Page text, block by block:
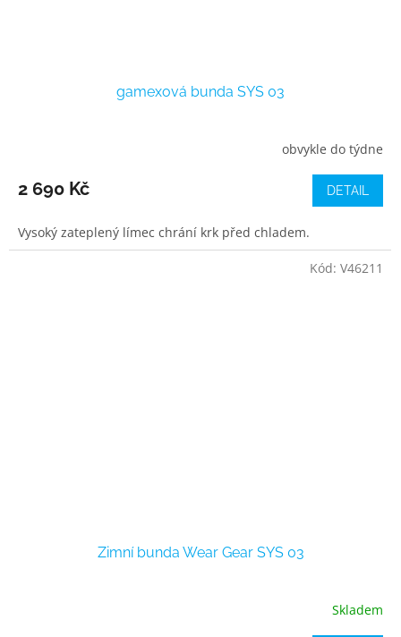
gamexová bunda SYS 03
obvykle do týdne
2 690 Kč DETAIL
Vysoký zateplený límec chrání krk před chladem.
Zimní bunda Wear Gear SYS 03
Skladem
Kód: V46211